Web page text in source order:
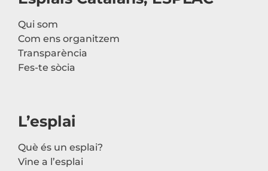
Qui som
Com ens organitzem
Transparència
Fes-te sòcia
L’esplai
Què és un esplai?
Vine a l’esplai